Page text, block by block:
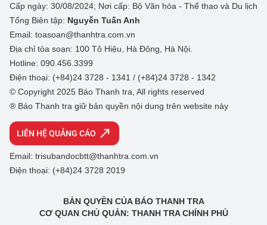
Cấp ngày: 30/08/2024; Nơi cấp: Bộ Văn hóa - Thể thao và Du lịch
Tổng Biên tập: Nguyễn Tuấn Anh
Email: toasoan@thanhtra.com.vn
Địa chỉ tòa soạn: 100 Tô Hiệu, Hà Đông, Hà Nội.
Hotline: 090.456.3399
Điện thoại: (+84)24 3728 - 1341 / (+84)24 3728 - 1342
© Copyright 2025 Báo Thanh tra, All rights reserved
® Báo Thanh tra giữ bản quyền nội dung trên website này
LIÊN HỆ QUẢNG CÁO
Email: trisubandocbtt@thanhtra.com.vn
Điện thoại: (+84)24 3728 2019
BẢN QUYỀN CỦA BÁO THANH TRA
CƠ QUAN CHỦ QUẢN: THANH TRA CHÍNH PHỦ